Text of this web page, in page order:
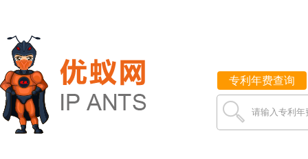
专利年费查询
请输入专利